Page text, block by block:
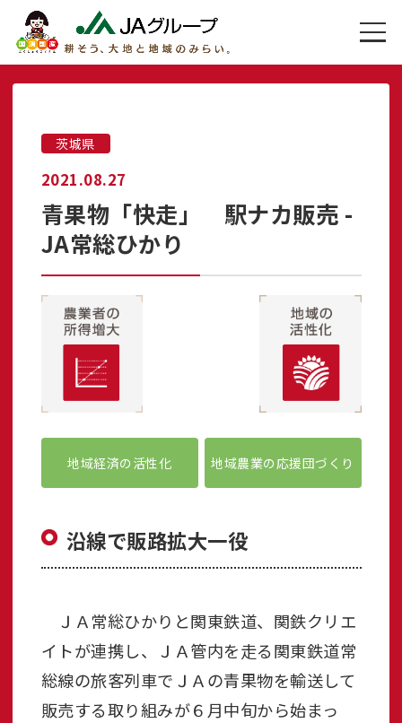
茨城県
2021.08.27
青果物「快走」 駅ナカ販売 -
JA常総ひかり
地域経済の活性化 地域農業の応援団づくり
沿線で販路拡大一役
ＪＡ常総ひかりと関東鉄道、関鉄クリエ
イトが連携し、ＪＡ管内を走る関東鉄道常
総線の旅客列車でＪＡの青果物を輸送して
販売する取り組みが６月中旬から始まっ